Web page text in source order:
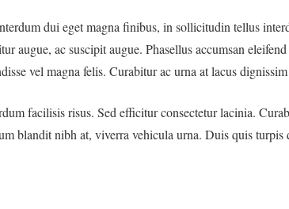
dui eget magna finibus, in sollicitudin tellus
augue, ac suscipit augue. Phasellus accumsan
vel magna felis. Curabitur ac urna at lacus
facilisis risus. Sed efficitur consectetur lacinia.
blandit nibh at, viverra vehicula urna. Duis quis